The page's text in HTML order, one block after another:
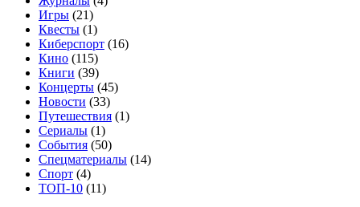
Игры (21)
Квесты (1)
Киберспорт (16)
Кино (115)
Книги (39)
Концерты (45)
Новости (33)
Путешествия (1)
Сериалы (1)
События (50)
Спецматериалы (14)
Спорт (4)
ТОП-10 (11)